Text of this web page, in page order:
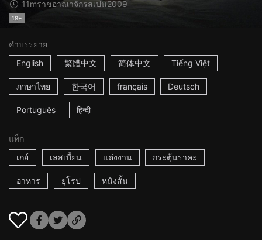
11mราชอาณาจักรสเปน2009
18+
คำบรรยาย
English
繁體中文 简体中文 Tiếng Việt
ภาษาไทย 한국어 français Deutsch
Português हिन्दी
แท็ก
เกย์
เลสเบี้ยน แต่งงาน กระตุ้นราคะ
อาหาร ยุโรป หนังสั้น